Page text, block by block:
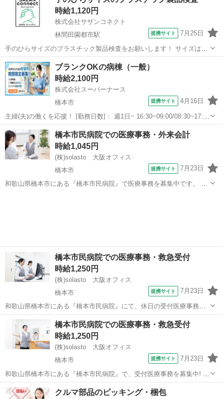
服装:クリーン服 ...
時給1,120円
株式会社サザンコネクト
林間田園都市駅
提携サイト 7月25日
手のひらサイズのプラスチック製品検査をお願いします！ サイズはマ
カロンくらいの大きさです！ ・機械から出てくる完成品の外観検査 ・
問題なければ箱にいれる作業 になります！ ちょー簡単です★
【POINT】 出張面接・...
和歌山 橋本市 林間田園都市駅 工場
ブランクOKの病棟（一般）
時給2,100円
株式会社スーパーナース
橋本市
提携サイト 4月16日
主婦(夫)の働くを応援！ [勤務日数]： 週1日~ 16:30~09:00/08:30~17:15
月/火/水/木/金/土/日 などから選べます [勤務地・最寄駅]： 和歌山県橋
本市 株式会社スーパーナース 林間田園都市...
和歌山 橋本市 看護師
橋本市民病院での医療事務・外来会計
時給1,045円
(株)solasto 大阪オフィス
橋本市
提携サイト 7月23日
和歌山県橋本市にある『橋本市民病院』で医療事務を募集中です。 診
橋本市民病院での医療事務・救急受付
時給1,250円
(株)solasto 大阪オフィス
橋本市
提携サイト 7月23日
和歌山県橋本市にある『橋本市民病院』にて、休日の受付医療事務の
お仕事です! 未経験・無資格スタートOK♪男性スタッフ多数活躍中! 特
別な資格や経験は不要!医療事務が初めての方もOKです◎ 基礎から学
べる研修制度や、働きながら...
和歌山 橋本市 データ入力
橋本市民病院での医療事務・救急受付
時給1,250円
(株)solasto 大阪オフィス
橋本市
提携サイト 7月23日
和歌山県橋本市にある『橋本市民病院』で、受付医療事務を募集中! 週
2日～OK★WワークOKのパート・アルバイトのお仕事です。 勤務は
17:00～22:00までの夕方からのシフト☆ 病院の診療時間外に来院され
和歌山 橋本市 データ入力
クルマ部品のピッキング・梱包